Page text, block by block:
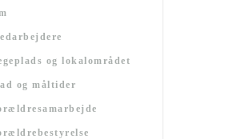
og lokalområdet
og måltider